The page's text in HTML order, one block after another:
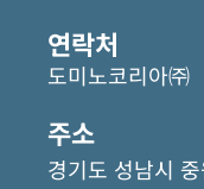
연락처
도미노코리아㈜
주소
경기도 성남시